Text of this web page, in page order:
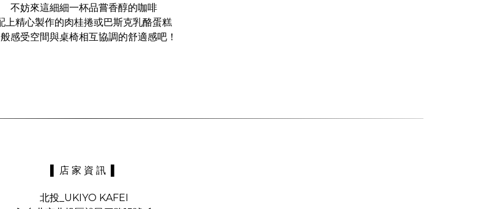
不妨來這細細一杯品嘗香醇的咖啡
上精心製作的肉桂捲或巴斯克乳酪蛋糕
感受空間與桌椅相互協調的舒適感吧！
▌ 店 家 資 訊 ▌
北投_ UKIYO KAFEI